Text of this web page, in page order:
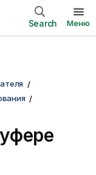
Search Меню